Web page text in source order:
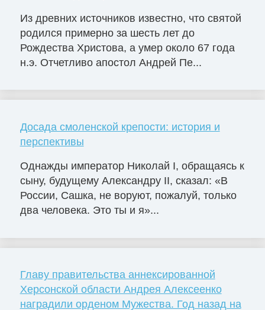
Из древних источников известно, что святой
родился примерно за шесть лет до
Рождества Христова, а умер около 67 года
н.э. Отчетливо апостол Андрей Пе...
Досада смоленской крепости: история и
перспективы
Однажды император Николай I, обращаясь к
сыну, будущему Александру II, сказал: «В
России, Сашка, не воруют, пожалуй, только
два человека. Это ты и я»...
Главу правительства аннексированной
Херсонской области Андрея Алексеенко
наградили орденом Мужества. Год назад на